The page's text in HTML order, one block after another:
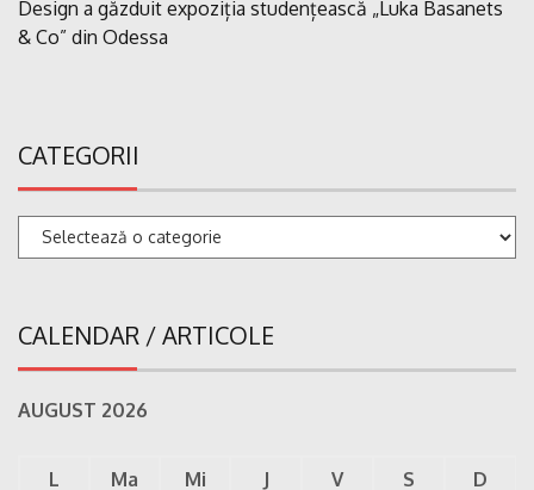
Design a găzduit expoziția studențească „Luka Basanets
& Co” din Odessa
CATEGORII
Categorii
CALENDAR / ARTICOLE
AUGUST 2026
L Ma Mi J V S
D